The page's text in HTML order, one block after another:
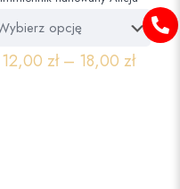
12,00zł– 18,00zł